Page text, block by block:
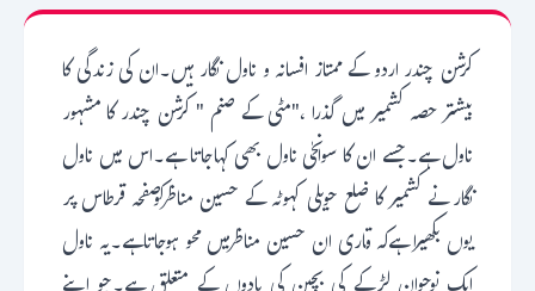
کرشن چندر اردو کے ممتاز افسانہ و ناول نگار ہیں۔ان کی زندگی کا
بیشتر حصہ کشمیر میں گذرا ،"مٹی کے صنم " کرشن چندر کا مشہور
ناول ہے۔جسے ان کا سوانحٰی ناول بھی کہاجاتا ہے۔اس میں ناول
نگار نے کشمیر کا ضلع حویلی کہوٹہ کے حسین مناظرکوصفحہ قرطاس پر
یوں بکھیرا ہےکہ قاری ان حسین مناظرمیں محو ہوجاتاہے۔یہ ناول